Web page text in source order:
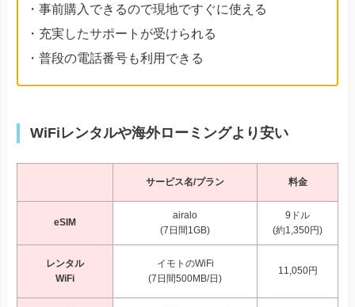
・事前購入できるので現地ですぐに使える
・充実したサポートが受けられる
・普段の電話番号も利用できる
WiFiレンタルや海外ローミングより安い
サービス名/プラン 料金
eSIM
airalo
(7日間1GB)
9ドル
(約1,350円)
レンタル
WiFi
イモトのWiFi
(7日間500MB/日)
11,050円